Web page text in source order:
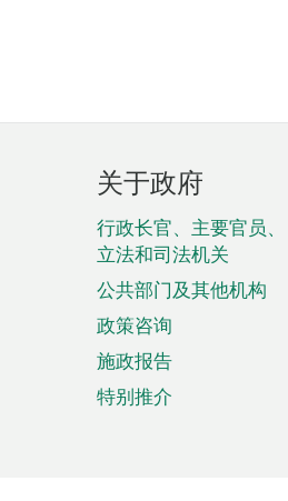
页
脚
菜
单
关于政府
行政长官、主要官员、
立法和司法机关
公共部门及其他机构
政策咨询
施政报告
特别推介